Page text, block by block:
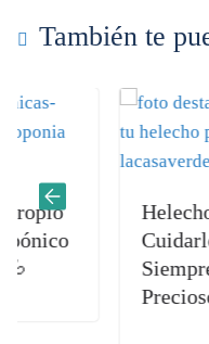
También te
Helechos:
Cuidarlos
Siempre
Preciosos 🌿